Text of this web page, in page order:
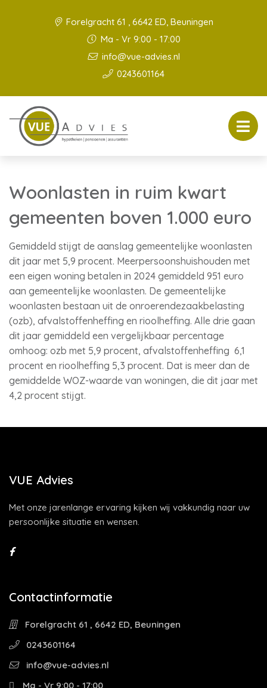
Forelgracht 61 , 6642 ED, Beuningen
Ma - Vr 9:00 - 17:00
info@vue-advies.nl
0243601164
Woonlasten in ruim kwart
gemeenten boven 1.000 euro
Gemiddeld stijgt de aanslag gemeentelijke woonlasten
dit jaar met 5,9 procent. Meerpersoonshuishouden met
een eigen woning betalen in 2024 gemiddeld 951 euro
aan gemeentelijke woonlasten. De gemeentelijke
woonlasten bestaan uit de onroerendezaakbelasting
(ozb), afvalstoffenheffing en rioolheffing. Alle drie gaan
dit jaar gemiddeld een vergelijkbaar percentage
omhoog: ozb met 5,9 procent, afvalstoffenheffing 6,1
procent en rioolheffing 5,3 procent. Dat is meer dan de
gemiddelde WOZ-waarde van woningen, die dit jaar met
4,2 procent stijgt.
VUE Advies
Met onze jarenlange ervaring kijken wij vakkundig naar uw
persoonlijke situatie en wensen.
Contactinformatie
Forelgracht 61 , 6642 ED, Beuningen
0243601164
info@vue-advies.nl
Ma - Vr 9:00 - 17:00